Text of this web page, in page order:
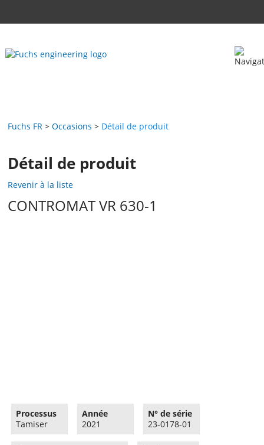
Fuchs FR Occasions Détail de produit
Détail de produit
Revenir à la liste
CONTROMAT VR 630-1
Processus
Tamiser
Année
2021
N° de série
23-0178-01